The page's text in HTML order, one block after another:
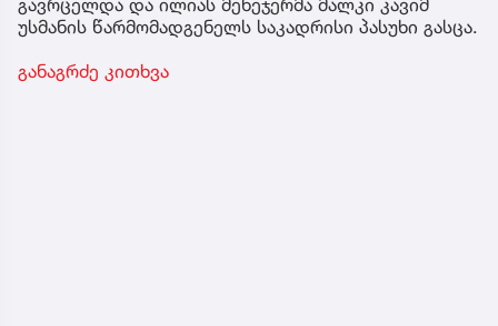
უსმანის წარმომადგენელს საკადრისი პასუხი გასცა.
განაგრძე კითხვა